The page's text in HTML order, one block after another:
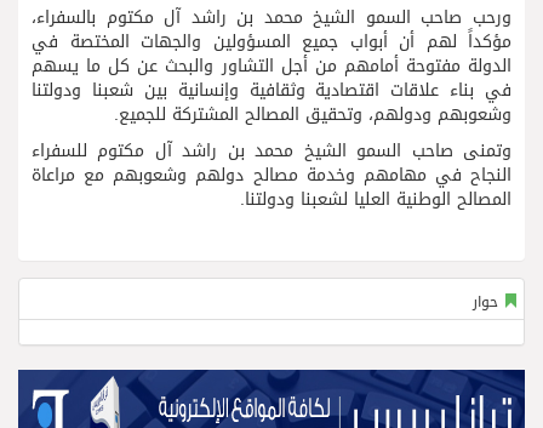
ورحب صاحب السمو الشيخ محمد بن راشد آل مكتوم بالسفراء،
مؤكداً لهم أن أبواب جميع المسؤولين والجهات المختصة في
الدولة مفتوحة أمامهم من أجل التشاور والبحث عن كل ما يسهم
في بناء علاقات اقتصادية وثقافية وإنسانية بين شعبنا ودولتنا
وشعوبهم ودولهم، وتحقيق المصالح المشتركة للجميع.
وتمنى صاحب السمو الشيخ محمد بن راشد آل مكتوم للسفراء
النجاح في مهامهم وخدمة مصالح دولهم وشعوبهم مع مراعاة
المصالح الوطنية العليا لشعبنا ودولتنا.
حوار